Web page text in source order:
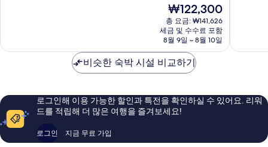
상
스
학
교
륭
용
기
458
현
재
요
금
₩122,300
₩122,300
총 요금: ₩141,626
세금 및 수수료 포함
8월 9일 ~ 8월 10일
엑
방
스
아
후
기
비슷한 숙박 시설 비교하기
로그인해 이용 가능한 할인과 특전을 확인하실 수 있어요. 리워
드를 적립해 더 많은 여행을 즐겨보세요!
로그인 지금 무료 가입